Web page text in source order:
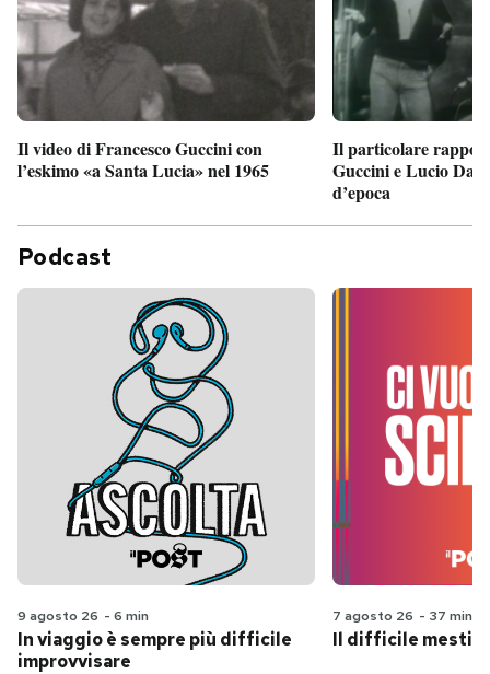
Il video di Francesco Guccini con
l’eskimo «a Santa Lucia» nel 1965
Il particolare
Guccini e Lucio
d’epoca
Podcast
9 agosto 26 - 6 min
In viaggio è sempre più difficile
improvvisare
7 agosto 26 - 37 min
Il difficile